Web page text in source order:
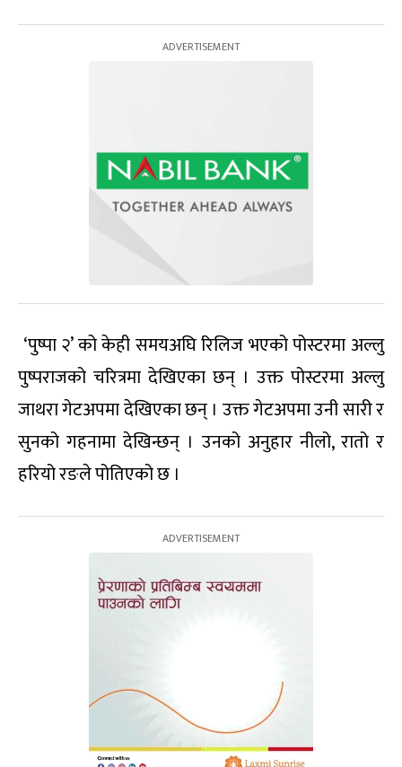
‘पुष्पा २’ को केही समयअघि रिलिज भएको पोस्टरमा अल्लु
पुष्पराजको चरित्रमा देखिएका छन् । उक्त पोस्टरमा अल्लु
जाथरा गेटअपमा देखिएका छन् । उक्त गेटअपमा उनी सारी र
सुनको गहनामा देखिन्छन् । उनको अनुहार नीलो, रातो र
हरियो रङले पोतिएको छ ।